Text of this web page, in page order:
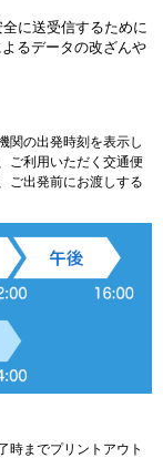
に送受信するために
るデータの改ざんや
関の出発時刻を表示し
ご利用いただく交通便
ご出発前にお渡しする
時までプリントアウト